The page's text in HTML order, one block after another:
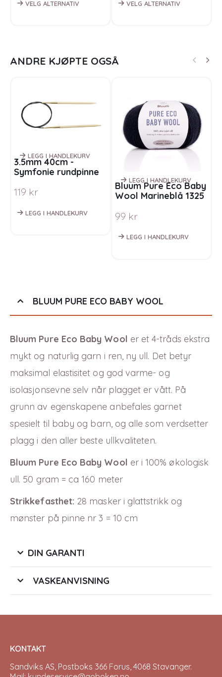
VELG ALTERNATIV VELG ALTERNATIV
ANDRE KJØPTE OGSÅ
LEGG I HANDLEKURV
3.5mm 40cm -
Symfonie rundpinne
119 kr
LEGG I HANDLEKURV
LEGG I HANDLEKURV
Bluum Pure Eco Baby
Wool Marineblå 1325
99 kr
LEGG I HANDLEKURV
BLUUM PURE ECO BABY WOOL
Bluum Pure Eco Baby Wool er et 4-tråds ekstra
mykt og naturlig garn i ren, ny ull. Det betyr
maksimal elastisitet og god varme- og
isolasjonsevne selv når plagget er vått. På
grunn av egenskapene anbefales garnet
spesielt til baby og barn, og alle som verdsetter
plagg i den aller beste ullkvaliteten.
Bluum Pure Eco Baby Wool er i 100% økologisk
ull. 50 gram = ca 160 meter
Strikkefasthet: 28 masker i glattstrikk og
mønster på pinne nr 3 = 10 cm
DIN GARANTI
VASKEANVISNING
KONTAKT
Sandviks AS, Postboks 366 Forus, 4068 Stavanger.